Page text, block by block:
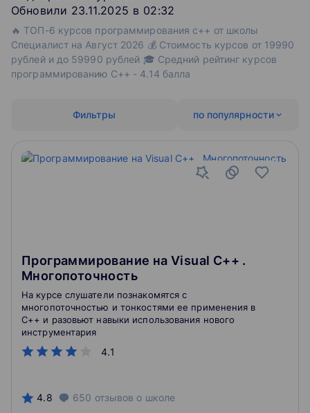
Обновили 23.11.2025 в 02:32
🔥 ТОП-6 курсов программирования с++ от школы
Специалист на Август 2026 💰 Стоимость курсов от 19990
рублей и до 59990 рублей 🎓 Средний рейтинг курсов
программированию С++ - 4.14 балла
по популярности
Фильтры
Программирование на Visual С++ .
Многопоточность
4.1
На курсе слушатели познакомятся с
многопоточностью и тонкостями ее применения в
С++ и разовьют навыки использования нового
инструментария
4.8 650 отзывов о школе